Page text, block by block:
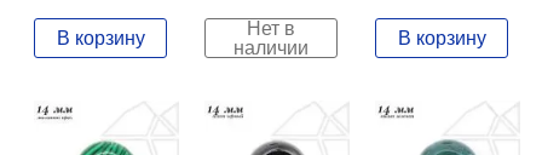
160,00 ₽.
В корзину
Нет в
наличии
В корзину